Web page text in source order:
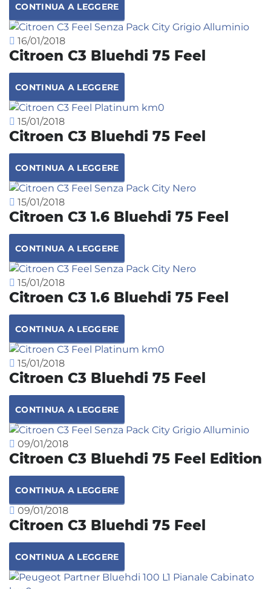
CONTINUA A LEGGERE
16/01/2018
Citroen C3 Bluehdi 75 Feel
CONTINUA A LEGGERE
15/01/2018
Citroen C3 Bluehdi 75 Feel
CONTINUA A LEGGERE
15/01/2018
Citroen C3 1.6 Bluehdi 75 Feel
CONTINUA A LEGGERE
15/01/2018
Citroen C3 1.6 Bluehdi 75 Feel
CONTINUA A LEGGERE
15/01/2018
Citroen C3 Bluehdi 75 Feel
CONTINUA A LEGGERE
09/01/2018
Citroen C3 Bluehdi 75 Feel Edition
CONTINUA A LEGGERE
09/01/2018
Citroen C3 Bluehdi 75 Feel
CONTINUA A LEGGERE